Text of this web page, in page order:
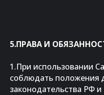
5.ПРАВА И
1.При использовании
соблюдать положения
законодательства РФ